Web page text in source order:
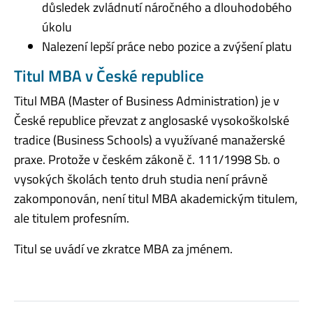
důsledek zvládnutí náročného a dlouhodobého
úkolu
Nalezení lepší práce nebo pozice a zvýšení platu
Titul MBA v České republice
Titul MBA (Master of Business Administration) je v
České republice převzat z anglosaské vysokoškolské
tradice (Business Schools) a využívané manažerské
praxe. Protože v českém zákoně č. 111/1998 Sb. o
vysokých školách tento druh studia není právně
zakomponován, není titul MBA akademickým titulem,
ale titulem profesním.
Titul se uvádí ve zkratce MBA za jménem.